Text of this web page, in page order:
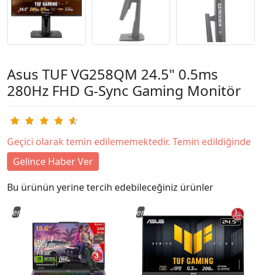
Asus TUF VG258QM 24.5" 0.5ms
280Hz FHD G-Sync Gaming Monitör
Geçici olarak temin edilememektedir. Temin edildiğinde
Gelince Haber Ver
Bu ürünün yerine tercih edebileceğiniz ürünler
Yeni Yeni